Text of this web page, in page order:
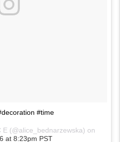
#time
E (@alice_bednarzewska) on
at 8:23pm PST